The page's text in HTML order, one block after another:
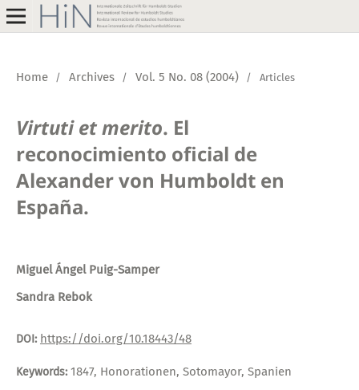
Home / Archives / Vol. 5 No. 08 (2004) / Articles
Virtuti et merito. El
reconocimiento oficial de
Alexander von Humboldt en
España.
Miguel Ángel Puig-Samper
Sandra Rebok
DOI: https://doi.org/10.18443/48
Keywords: 1847, Honorationen, Sotomayor, Spanien